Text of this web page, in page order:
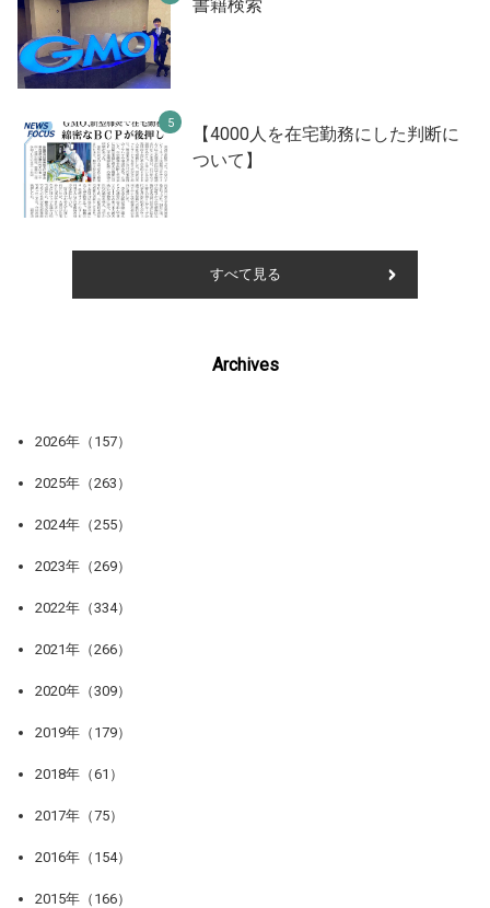
書籍検索
【4000人を在宅勤務にした判断に
ついて】
すべて見る
Archives
2026年（157）
2025年（263）
2024年（255）
2023年（269）
2022年（334）
2021年（266）
2020年（309）
2019年（179）
2018年（61）
2017年（75）
2016年（154）
2015年（166）